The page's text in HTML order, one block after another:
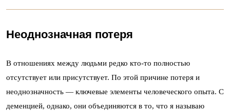
Неоднозначная потеря
В отношениях между людьми редко кто-то полностью
отсутствует или присутствует. По этой причине потеря и
неоднозначность — ключевые элементы человеческого опыта. С
деменцией, однако, они объединяются в то, что я называю